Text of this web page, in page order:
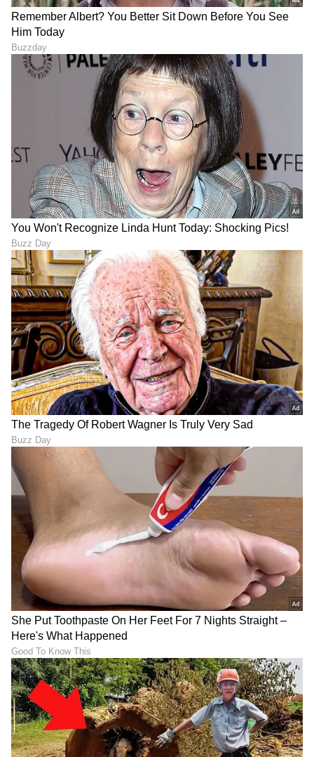
DOWNLOAD APP
RECOMMENDED STORIES
ಶನಿ ದೃಷ್ಟಿಯಲ್ಲಿ ಅತ್ಯಂತ ಮಹಾ
ಬದಲಾವಣೆ; 5 ರಾಶಿಗೆ ಇನ್ಮುಂದೆ
ಮುಟ್ಟಿದ್ದೆಲ್ಲಾ ಚಿನ್ನ
Tirumala Pushpayagam
Seva: ಒಂದೇ ದಿನ ಎರಡೆರಡು
ಬಾರಿ ತಿರುಮಲ ತಿಮ್ಮಪ್ಪನ ದರ್ಶನ
ಪಡೆದುಕೊಳ್ಳಿ; ಹೀಗೆ ಮಾಡಿದರೆ
ಸಾಕು!
ದ್ವಿರ್ದ್ವಾದಶ ದೃಷ್ಟಿ ಯೋಗ; 30 ಡಿಗ್ರಿ
ಅಂತರದಲ್ಲಿ ಬುಧ-ಮಂಗಳ, 4
ರಾಶಿಗೆ ಅದೃಷ್ಟ
ಆಗಸ್ಟ್ 8 ರ ಜಾತಕ: ಈ 4
ರಾಶಿಚಕ್ರ ಚಿಹ್ನೆಗಳಿಗೆ ಅದೃಷ್ಟ
ಅನುಕೂಲಕರವಾಗಿರುತ್ತದೆ, ಆರ್ಥಿಕ
ಲಾಭದಿಂದ ಗೌರವ
LATEST VIDEOS
"ರಾಜಕೀಯ ಬೇಡ, ಸಿನಿಮಾನೇ ಪ್ರಾಣ":
ಕನಕೋತ್ಸವದಲ್ಲಿ ರಿಷಬ್ ಶೆಟ್ಟಿ | Rishab
Shetty speech | Suvarna News
ಶೇ.50 ರಿಂದ ಶೇ.18 ಕ್ಕೆ TAX ಇಳಿಕೆ: ಮೋದಿ-
ಟ್ರಂಪ್ ಐತಿಹಾಸಿಕ ಒಪ್ಪಂದ | India US
Trade Deal | Party Rounds